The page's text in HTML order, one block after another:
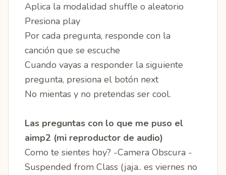
Aplica la modalidad shuffle o aleatorio
Presiona play
Por cada pregunta, responde con la
canción que se escuche
Cuando vayas a responder la siguiente
pregunta, presiona el botón next
No mientas y no pretendas ser cool.
Las preguntas con lo que me puso el
aimp2 (mi reproductor de audio)
Como te sientes hoy? -Camera Obscura -
Suspended from Class (jaja.. es viernes no